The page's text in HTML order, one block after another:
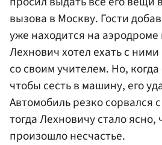
вызова в Москву. Гости
уже находится на аэродроме
Лехнович хотел ехать с
со своим учителем. Но,
чтобы сесть в машину, его
Автомобиль резко сорвался
тогда Лехновичу стало
произошло несчастье.